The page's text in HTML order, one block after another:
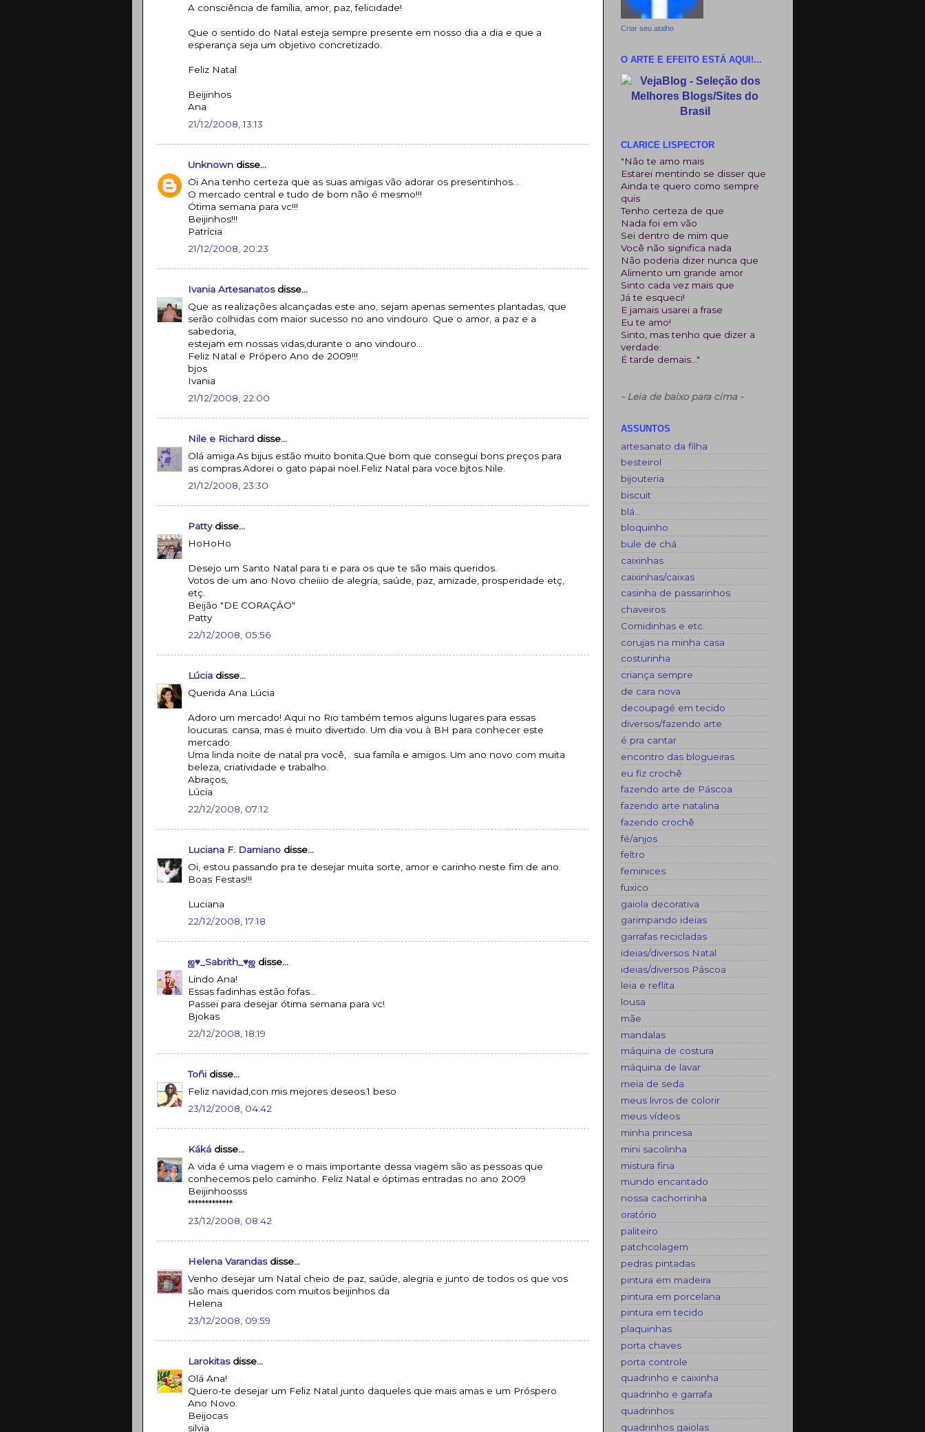
A consciência de família, amor, paz, felicidade!
Que o sentido do Natal esteja sempre presente em nosso dia a dia e que a
esperança seja um objetivo concretizado.
Feliz Natal
Beijinhos
Ana
21/12/2008, 13:13
Unknown disse...
Oi Ana tenho certeza que as suas amigas vão adorar os presentinhos...
O mercado central e tudo de bom não é mesmo!!!
Ótima semana para vc!!!
Beijinhos!!!
Patrícia
21/12/2008, 20:23
Ivania Artesanatosdisse...
Que as realizações alcançadas este ano, sejam apenas sementes plantadas, que
serão colhidas com maior sucesso no ano vindouro. Que o amor, a paz e a
sabedoria,
estejam em nossas vidas,durante o ano vindouro…
Feliz Natal e Própero Ano de 2009!!!
bjos
Ivania
21/12/2008, 22:00
Nile e Richard disse...
Olá amiga.As bijus estão muito bonita.Que bom que consegui bons preços para
as compras.Adorei o gato papai noel.Feliz Natal para voce.bjtos.Nile.
21/12/2008, 23:30
Pattydisse...
HoHoHo
Desejo um Santo Natal para ti e para os que te são mais queridos.
Votos de um ano Novo cheiiio de alegria, saúde, paz, amizade, prosperidade etç,
etç.
Beijão "DE CORAÇÂO"
Patty
22/12/2008, 05:56
Lúcia disse...
Querida Ana Lúcia
Adoro um mercado! Aqui no Rio também temos alguns lugares para essas
loucuras. cansa, mas é muito divertido. Um dia vou à BH para conhecer este
mercado.
Uma linda noite de natal pra você, . sua famíla e amigos. Um ano novo com muita
beleza, criatividade e trabalho.
Abraços,
Lúcia
22/12/2008, 07:12
Luciana F. Damiano disse...
Oi, estou passando pra te desejar muita sorte, amor e carinho neste fim de ano.
Boas Festas!!!
Luciana
22/12/2008, 17:18
ஜ♥_Sabrith_♥ஜ disse...
Lindo Ana!
Essas fadinhas estão fofas...
Passei para desejar ótima semana para vc!
Bjokas
22/12/2008, 18:19
Toñi disse...
Feliz navidad,con mis mejores deseos.1 beso
23/12/2008, 04:42
Káká disse...
A vida é uma viagem e o mais importante dessa viagem são as pessoas que
conhecemos pelo caminho. Feliz Natal e óptimas entradas no ano 2009
Beijinhoosss
*************
23/12/2008, 08:42
Helena Varandasdisse...
Venho desejar um Natal cheio de paz, saúde, alegria e junto de todos os que vos
são mais queridos com muitos beijinhos da
Helena
23/12/2008, 09:59
Larokitasdisse...
Olá Ana!
Quero-te desejar um Feliz Natal junto daqueles que mais amas e um Próspero
Ano Novo.
Beijocas
silvia
Criar seu atalho
O ARTE E EFEITO ESTÁ AQUI!...
CLARICE LISPECTOR
"Não te amo mais
Estarei mentindo se disser que
Ainda te quero como sempre
quis
Tenho certeza de que
Nada foi em vão
Sei dentro de mim que
Você não significa nada
Não poderia dizer nunca que
Alimento um grande amor
Sinto cada vez mais que
Já te esqueci!
E jamais usarei a frase
Eu te amo!
Sinto, mas tenho que dizer a
verdade:
É tarde demais..."
- Leia de baixo para cima -
ASSUNTOS
artesanato da filha
besteirol
bijouteria
biscuit
blá...
bloquinho
bule de chá
caixinhas
caixinhas/caixas
casinha de passarinhos
chaveiros
Comidinhas e etc.
corujas na minha casa
costurinha
criança sempre
de cara nova
decoupagé em tecido
diversos/fazendo arte
é pra cantar
encontro das blogueiras
eu fiz crochê
fazendo arte de Páscoa
fazendo arte natalina
fazendo crochê
fé/anjos
feltro
feminices
fuxico
gaiola decorativa
garimpando ideias
garrafas recicladas
ideias/diversos Natal
ideias/diversos Páscoa
leia e reflita
lousa
mãe
mandalas
máquina de costura
máquina de lavar
meia de seda
meus livros de colorir
meus vídeos
minha princesa
mini sacolinha
mistura fina
mundo encantado
nossa cachorrinha
oratório
paliteiro
patchcolagem
pedras pintadas
pintura em madeira
pintura em porcelana
pintura em tecido
plaquinhas
porta chaves
porta controle
quadrinho e caixinha
quadrinho e garrafa
quadrinhos
quadrinhos gaiolas